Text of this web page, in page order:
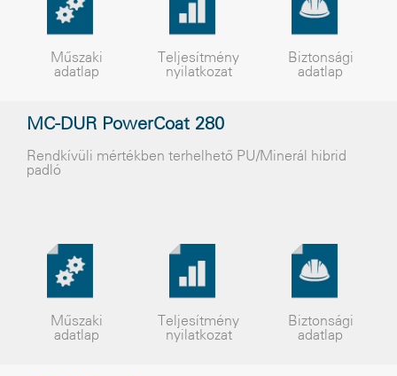
Műszaki
adatlap
Teljesítmény
nyilatkozat
Biztonsági
adatlap
MC-DUR PowerCoat 280
Rendkívüli mértékben terhelhető PU/Minerál hibrid
padló
Műszaki
adatlap
Teljesítmény
nyilatkozat
Biztonsági
adatlap